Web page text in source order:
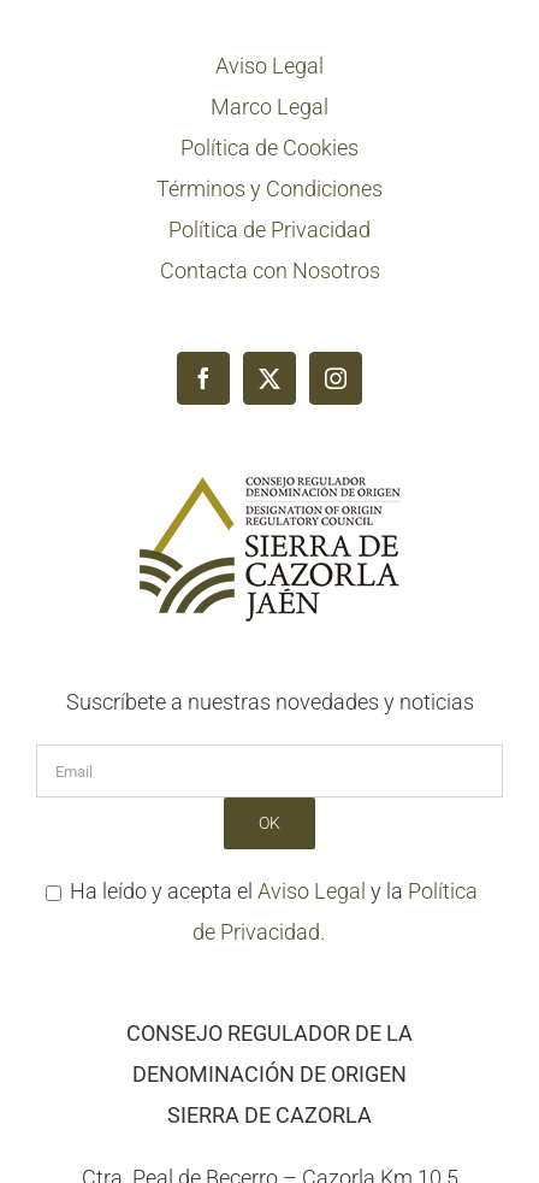
Aviso Legal
Marco Legal
Política de Cookies
Términos y Condiciones
Política de Privacidad
Contacta con Nosotros
Suscríbete a nuestras novedades y noticias
Ha leído y acepta el Aviso Legal y la Política
de Privacidad.
CONSEJO REGULADOR DE LA
DENOMINACIÓN DE ORIGEN
SIERRA DE CAZORLA
Ctra. Peal de Becerro – Cazorla Km 10.5